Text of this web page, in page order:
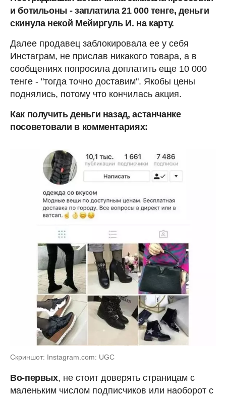
и ботильоны - заплатила 21 000 тенге, деньги
скинула некой Мейиргуль И. на карту.
Далее продавец заблокировала ее у себя
Инстаграм, не прислав никакого товара, а в
сообщениях попросила доплатить еще 10 000
тенге - "тогда точно доставим". Якобы цены
поднялись, потому что кончилась акция.
Как получить деньги назад, астанчанке
посоветовали в комментариях:
Скриншот: Instagram.com: UGC
Во-первых, не стоит доверять страницам с
маленьким числом подписчиков или наоборот с